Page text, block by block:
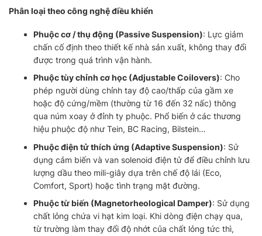
Phân loại theo công nghệ điều khiển
Phuộc cơ / thụ động (Passive Suspension): Lực giảm
chấn cố định theo thiết kế nhà sản xuất, không thay đổi
được trong quá trình vận hành.
Phuộc tùy chỉnh cơ học (Adjustable Coilovers): Cho
phép người dùng chỉnh tay độ cao/thấp của gầm xe
hoặc độ cứng/mềm (thường từ 16 đến 32 nấc) thông
qua núm xoay ở đỉnh ty phuộc. Phổ biến ở các thương
hiệu phuộc độ như Tein, BC Racing, Bilstein…
Phuộc điện tử thích ứng (Adaptive Suspension): Sử
dụng cảm biến và van solenoid điện tử để điều chỉnh lưu
lượng dầu theo mili-giây dựa trên chế độ lái (Eco,
Comfort, Sport) hoặc tình trạng mặt đường.
Phuộc từ biến (Magnetorheological Damper): Sử dụng
chất lỏng chứa vi hạt kim loại. Khi dòng điện chạy qua,
từ trường làm thay đổi độ nhớt của chất lỏng tức thì,